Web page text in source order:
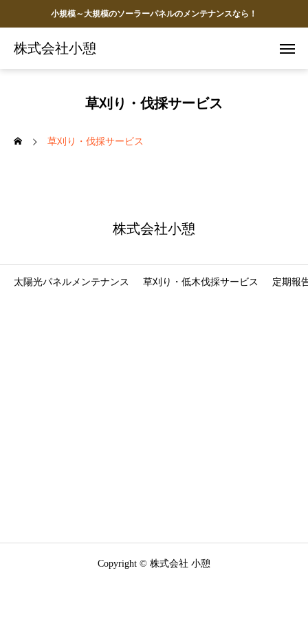
小規模～大規模のソーラーパネルのメンテナンスなら！
株式会社小憩
草刈り・伐採サービス
草刈り・伐採サービス
株式会社小憩
太陽光パネルメンテナンス 草刈り・低木伐採サービス 定期報
Copyright © 株式会社 小憩